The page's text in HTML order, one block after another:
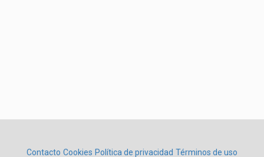
Contacto Cookies Política de privacidad Términos de uso